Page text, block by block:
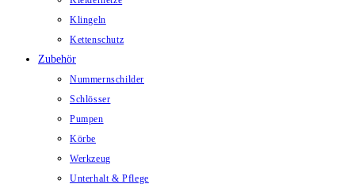
Klingeln
Kettenschutz
Zubehör
Nummernschilder
Schlösser
Pumpen
Körbe
Werkzeug
Unterhalt & Pflege